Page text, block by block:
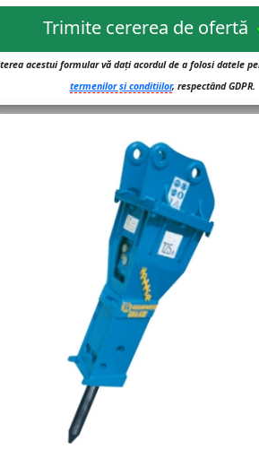
Trimite cererea de ofertă
acestui formular vă dați acordul de a folosi datele
termenilor și conditiilor, respectând GDPR.